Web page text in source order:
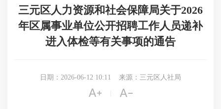
三元区人力资源和社会保障局关于2026
年区属事业单位公开招聘工作人员递补
进入体检等有关事项的通告
日期：2026-06-12 10:11 来源：三元区人社局
 